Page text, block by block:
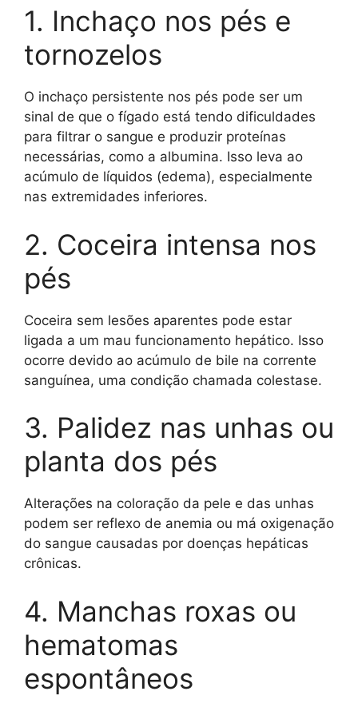
1. Inchaço nos pés e
tornozelos
O inchaço persistente nos pés pode ser um
sinal de que o fígado está tendo dificuldades
para filtrar o sangue e produzir proteínas
necessárias, como a albumina. Isso leva ao
acúmulo de líquidos (edema), especialmente
nas extremidades inferiores.
2. Coceira intensa nos
pés
Coceira sem lesões aparentes pode estar
ligada a um mau funcionamento hepático. Isso
ocorre devido ao acúmulo de bile na corrente
sanguínea, uma condição chamada colestase.
3. Palidez nas unhas ou
planta dos pés
Alterações na coloração da pele e das unhas
podem ser reflexo de anemia ou má oxigenação
do sangue causadas por doenças hepáticas
crônicas.
4. Manchas roxas ou
hematomas
espontâneos